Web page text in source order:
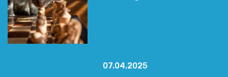
07.04.2025